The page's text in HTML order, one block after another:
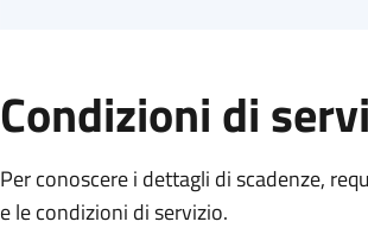
Condizioni di
Per conoscere i dettagli di scadenze,
e le condizioni di servizio.